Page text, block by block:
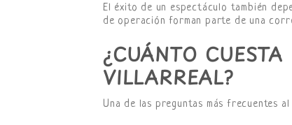
El éxito de un espectáculo también
de operación forman parte de una
¿CUÁNTO
VILLARREAL?
Una de las preguntas más frecuentes